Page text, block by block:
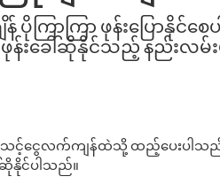
ပိုကြာကြာ ဖုန်းပြောနို
န်းခေါ်ဆိုနိုင်သည့် နည်းလမ်
င့်ငွေလက်ကျန်ထဲသို့ ထည့်ပေးပါသ
ဆိုနိုင်ပါသည်။